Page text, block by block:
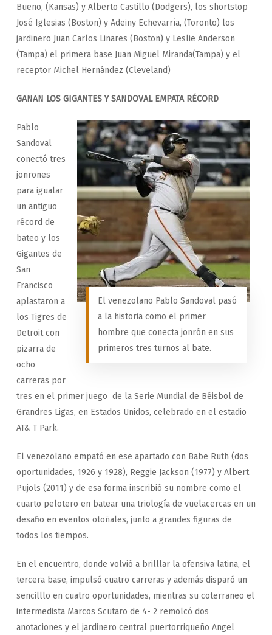
Bueno, (Kansas) y Alberto Castillo (Dodgers), los shortstop
José Iglesias (Boston) y Adeiny Echevarría, (Toronto) los
jardinero Juan Carlos Linares (Boston) y Leslie Anderson
(Tampa) el primera base Juan Miguel Miranda(Tampa) y el
receptor Michel Hernández (Cleveland)
GANAN LOS GIGANTES Y SANDOVAL EMPATA RÉCORD
El venezolano Pablo Sandoval pasó
a la historia como el primer
hombre que conecta jonrón en sus
primeros tres turnos al bate.
Pablo
Sandoval
conectó tres
jonrones
para igualar
un antiguo
récord de
bateo y los
Gigantes de
San
Francisco
aplastaron a
los Tigres de
Detroit con
pizarra de
ocho
carreras por
tres en el primer juego de la Serie Mundial de Béisbol de
Grandres Ligas, en Estados Unidos, celebrado en el estadio
AT& T Park.
El venezolano empató en ese apartado con Babe Ruth (dos
oportunidades, 1926 y 1928), Reggie Jackson (1977) y Albert
Pujols (2011) y de esa forma inscribió su nombre como el
cuarto pelotero en batear una triología de vuelacercas en un
desafio en eventos otoñales, junto a grandes figuras de
todos los tiempos.
En el encuentro, donde volvió a brilllar la ofensiva latina, el
tercera base, impulsó cuatro carreras y además disparó un
sencilllo en cuatro oportunidades, mientras su coterraneo el
intermedista Marcos Scutaro de 4- 2 remolcó dos
anotaciones y el jardinero central puertorriqueño Angel